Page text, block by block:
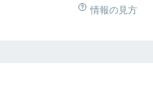
情報の見方